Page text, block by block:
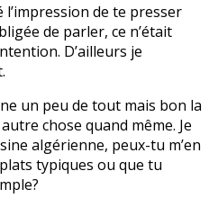
l’impression de te presser
de parler, ce n’était
D’ailleurs je
un peu de tout mais bon la
chose quand même. Je
algérienne, peux-tu m’en
typiques ou que tu